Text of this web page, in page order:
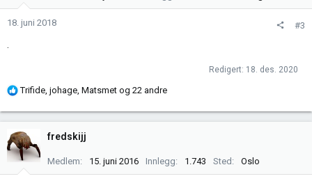
n
18. juni 2018 #3
Redigert: 18. des. 2020
R
k
s
j
Trifide, johage, Matsmet og 22 andre
fredskijj
Medlem 15. juni 2016 Innlegg 1.743 Sted Oslo